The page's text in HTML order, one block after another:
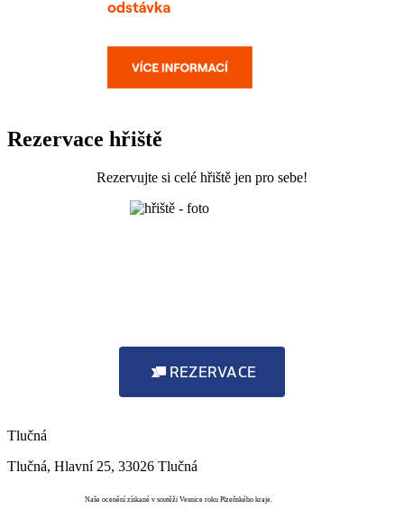
Rezervace hřiště
Rezervujte si celé hřiště jen pro sebe!
REZERVACE
Tlučná
Tlučná, Hlavní 25, 33026 Tlučná
Naše ocenění získané v soutěži Vesnice roku Plzeňského kraje.